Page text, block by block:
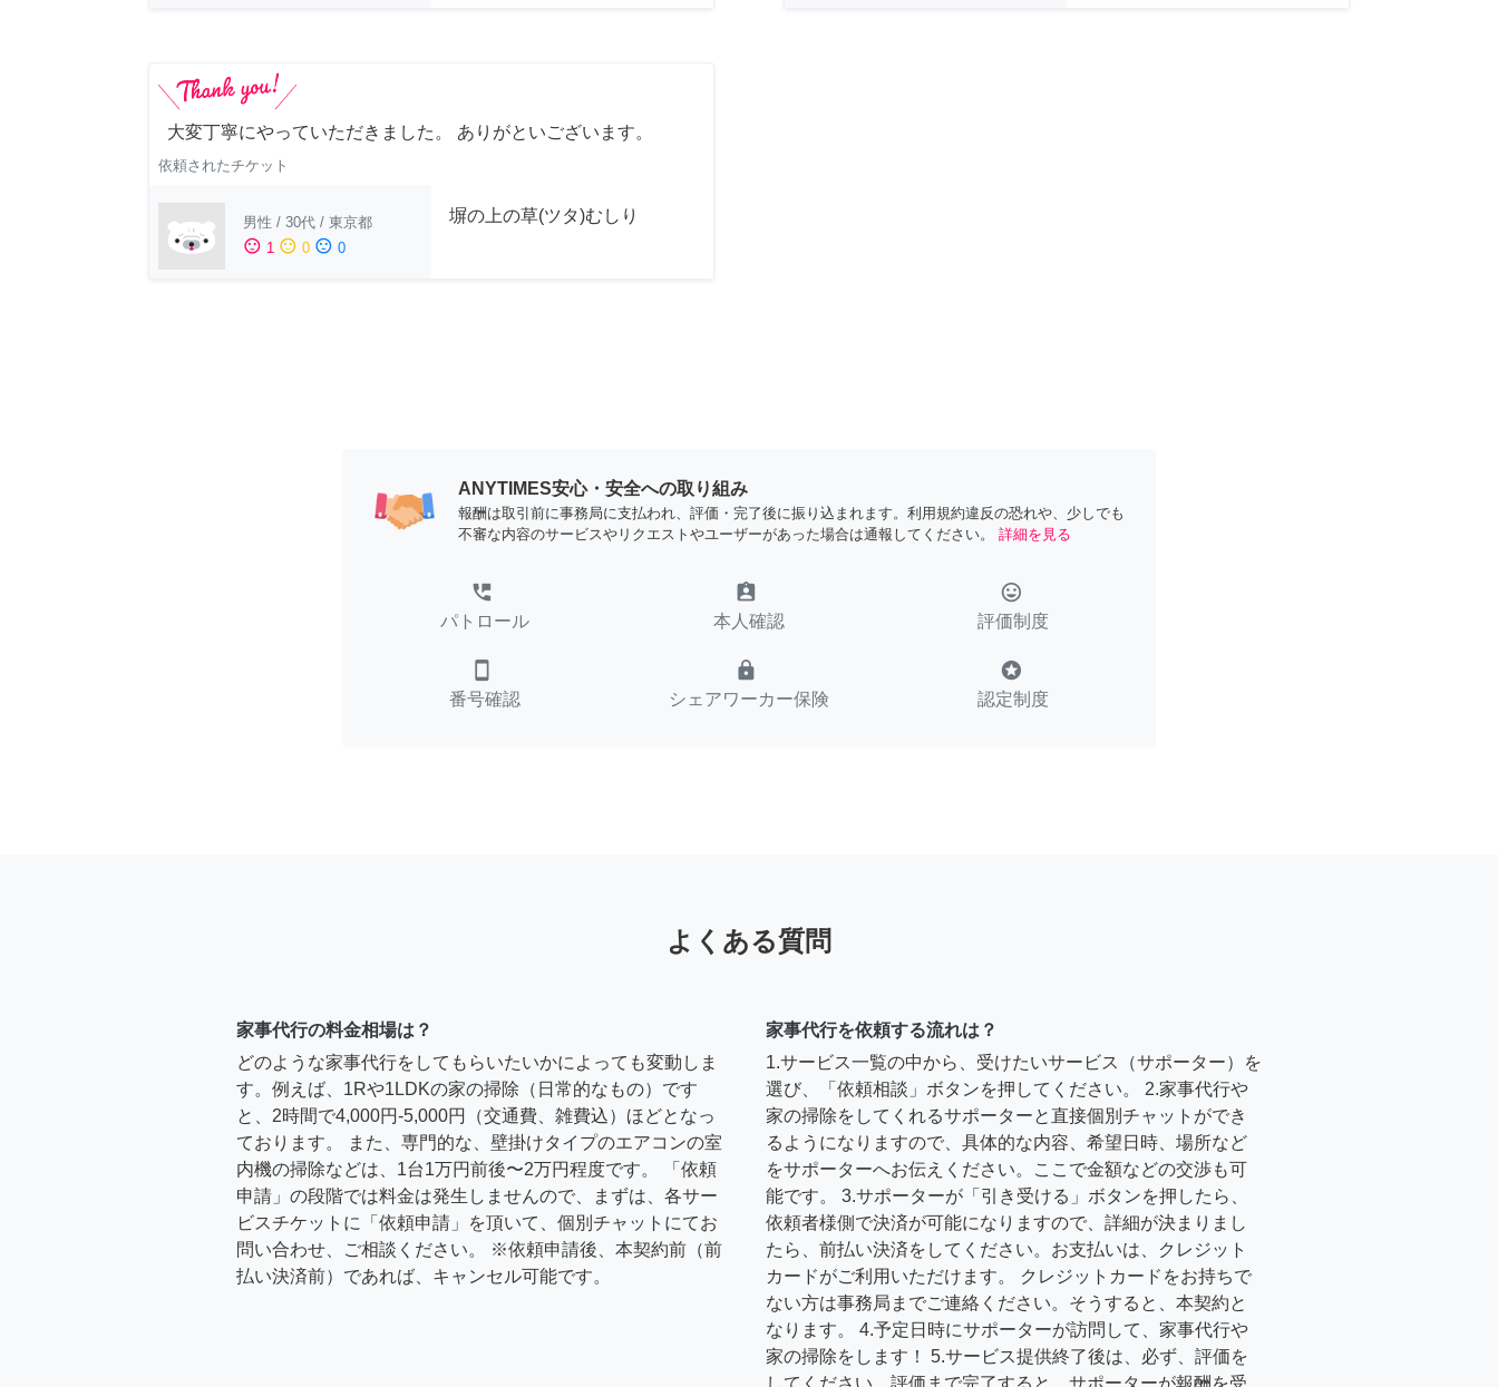
大変丁寧にやっていただきました。 ありがといございます。
依頼されたチケット
男性 / 30代 / 東京都
sentiment_satisfied 1 sentiment_neutral 0 sentiment_dissatisfied 0
塀の上の草(ツタ)むしり
ANYTIMES安心・安全への取り組み
報酬は取引前に事務局に支払われ、評価・完了後に振り込まれます。利用規約違反の恐れや、少しでも
不審な内容のサービスやリクエストやユーザーがあった場合は通報してください。
詳細を見る
perm_phone_msg
パトロール
assignment_ind
本人確認
tag_faces
評価制度
smartphone
番号確認
lock
シェアワーカー保険
stars
認定制度
よくある質問
家事代行の料金相場は？
どのような家事代行をしてもらいたいかによっても変動しま
す。例えば、1Rや1LDKの家の掃除（日常的なもの）です
と、2時間で4,000円-5,000円（交通費、雑費込）ほどとなっ
ております。 また、専門的な、壁掛けタイプのエアコンの室
内機の掃除などは、1台1万円前後〜2万円程度です。 「依頼
申請」の段階では料金は発生しませんので、まずは、各サー
ビスチケットに「依頼申請」を頂いて、個別チャットにてお
問い合わせ、ご相談ください。 ※依頼申請後、本契約前（前
払い決済前）であれば、キャンセル可能です。
家事代行を依頼する流れは？
1.サービス一覧の中から、受けたいサービス（サポーター）を
選び、「依頼相談」ボタンを押してください。 2.家事代行や
家の掃除をしてくれるサポーターと直接個別チャットができ
るようになりますので、具体的な内容、希望日時、場所など
をサポーターへお伝えください。ここで金額などの交渉も可
能です。 3.サポーターが「引き受ける」ボタンを押したら、
依頼者様側で決済が可能になりますので、詳細が決まりまし
たら、前払い決済をしてください。お支払いは、クレジット
カードがご利用いただけます。 クレジットカードをお持ちで
ない方は事務局までご連絡ください。そうすると、本契約と
なります。 4.予定日時にサポーターが訪問して、家事代行や
家の掃除をします！ 5.サービス提供終了後は、必ず、評価を